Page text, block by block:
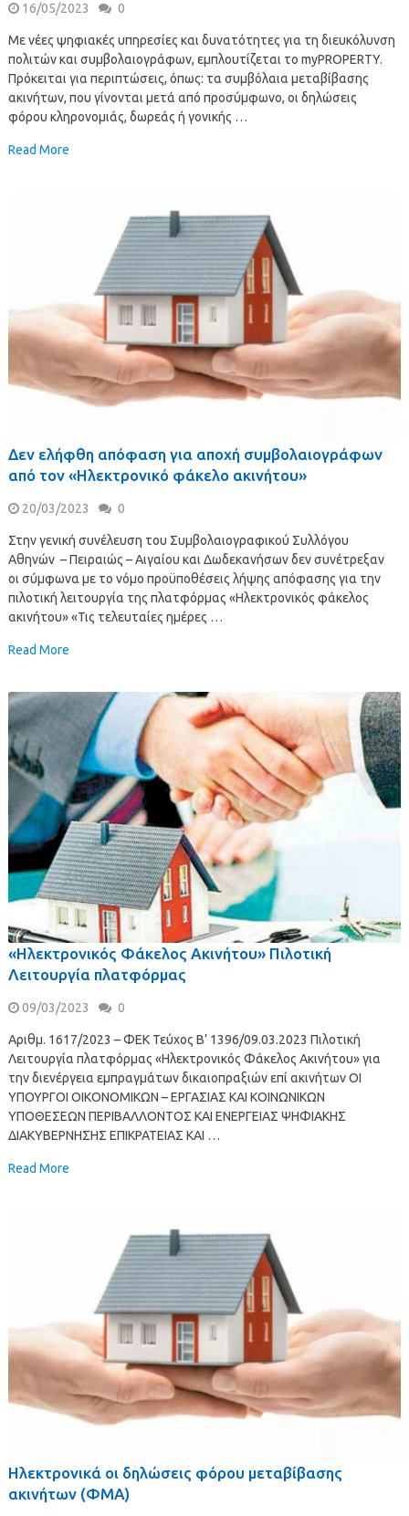
16/05/2023 0
Με νέες ψηφιακές υπηρεσίες και δυνατότητες για τη διευκόλυνση
πολιτών και συμβολαιογράφων, εμπλουτίζεται το myPROPERTY.
Πρόκειται για περιπτώσεις, όπως: τα συμβόλαια μεταβίβασης
ακινήτων, που γίνονται μετά από προσύμφωνο, οι δηλώσεις
φόρου κληρονομιάς, δωρεάς ή γονικής …
Read More
Δεν ελήφθη απόφαση για αποχή συμβολαιογράφων
από τον «Ηλεκτρονικό φάκελο ακινήτου»
20/03/2023 0
Στην γενική συνέλευση του Συμβολαιογραφικού Συλλόγου
Αθηνών – Πειραιώς – Αιγαίου και Δωδεκανήσων δεν συνέτρεξαν
οι σύμφωνα με το νόμο προϋποθέσεις λήψης απόφασης για την
πιλοτική λειτουργία της πλατφόρμας «Ηλεκτρονικός φάκελος
ακινήτου» «Τις τελευταίες ημέρες …
Read More
«Ηλεκτρονικός Φάκελος Ακινήτου» Πιλοτική
Λειτουργία πλατφόρμας
09/03/2023 0
Αριθμ. 1617/2023 – ΦΕΚ Τεύχος Β’ 1396/09.03.2023 Πιλοτική
Λειτουργία πλατφόρμας «Ηλεκτρονικός Φάκελος Ακινήτου» για
την διενέργεια εμπραγμάτων δικαιοπραξιών επί ακινήτων ΟΙ
ΥΠΟΥΡΓΟΙ ΟΙΚΟΝΟΜΙΚΩΝ – ΕΡΓΑΣΙΑΣ ΚΑΙ ΚΟΙΝΩΝΙΚΩΝ
ΥΠΟΘΕΣΕΩΝ ΠΕΡΙΒΑΛΛΟΝΤΟΣ ΚΑΙ ΕΝΕΡΓΕΙΑΣ ΨΗΦΙΑΚΗΣ
ΔΙΑΚΥΒΕΡΝΗΣΗΣ ΕΠΙΚΡΑΤΕΙΑΣ ΚΑΙ …
Read More
Ηλεκτρονικά οι δηλώσεις φόρου μεταβίβασης
ακινήτων (ΦΜΑ)